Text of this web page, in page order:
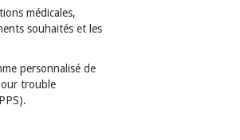
médicales,
souhaités et les
personnalisé de
trouble